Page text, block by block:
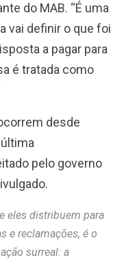
do MAB. “É uma
vai definir o que foi
a pagar para
é tratada como
desde
pelo governo
eles distribuem para
e reclamações, é o
surreal: a